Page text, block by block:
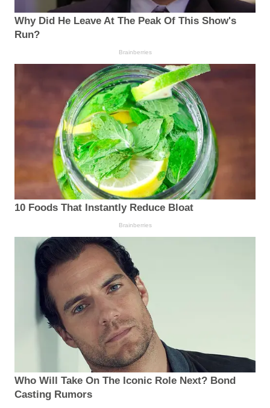
Why Did He Leave At The Peak Of This Show's
Run?
Brainberries
10 Foods That Instantly Reduce Bloat
Brainberries
Who Will Take On The Iconic Role Next? Bond
Casting Rumors